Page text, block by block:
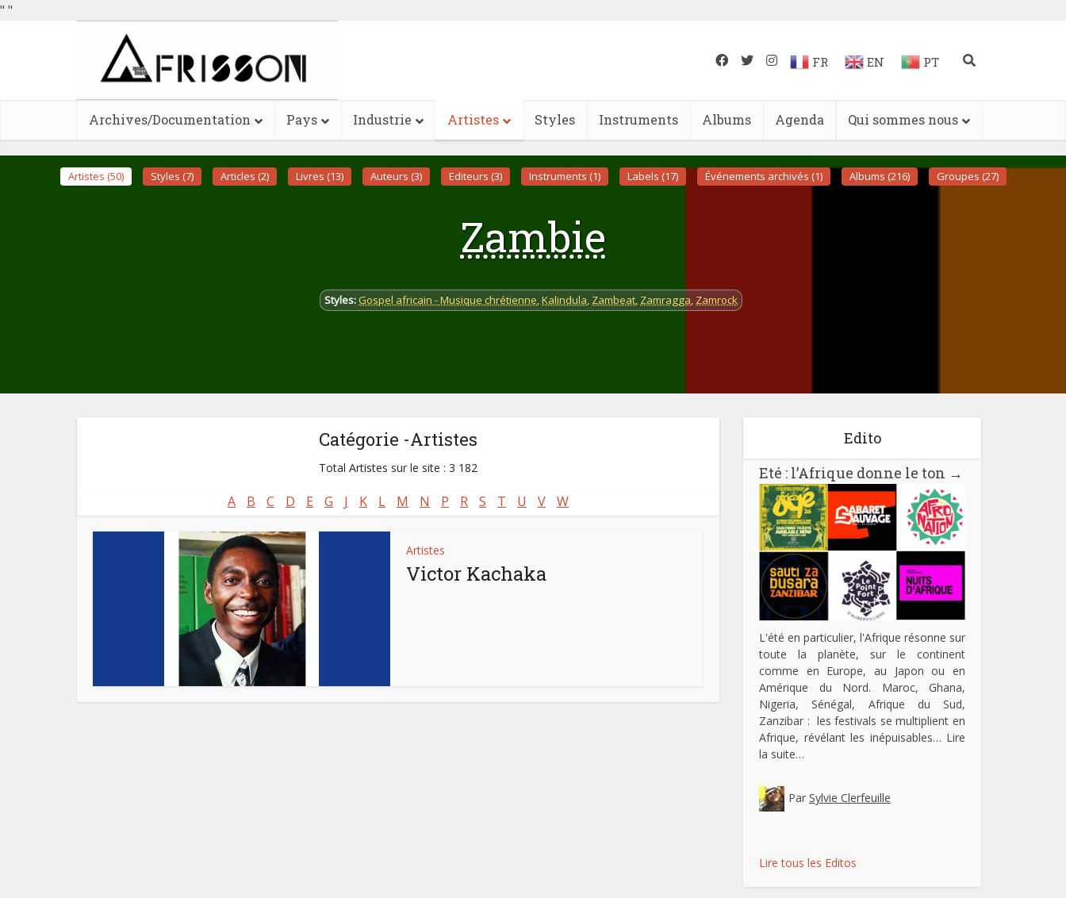
" "
FR EN PT
Archives/Documentation Pays Industrie Artistes Styles Instruments Albums Agenda Qui sommes nous
Artistes (50) Styles (7) Articles (2) Livres (13) Auteurs (3) Editeurs (3) Instruments (1) Labels (17) Événements archivés (1) Albums (216) Groupes (27)
Zambie
Styles:Gospel africain - Musique chrétienne,Kalindula, Zambeat, Zamragga, Zamrock
Catégorie -Artistes
Total Artistes sur le site : 3 182
A B C D E G J K L M N P R S T U V W
Artistes
Victor Kachaka
Edito
Eté : l’Afrique donne le ton →
L'été en particulier, l'Afrique résonne sur
toute la planète, sur le continent
comme en Europe, au Japon ou en
Amérique du Nord. Maroc, Ghana,
Nigeria, Sénégal, Afrique du Sud,
Zanzibar : les festivals se multiplient en
Afrique, révélant les inépuisables… Lire
la suite…
Par Sylvie Clerfeuille
Lire tous les Editos